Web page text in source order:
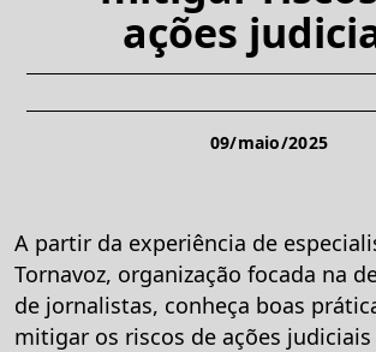
ações
09/maio/2025
A partir da experiência de
Tornavoz, organização focada na
de jornalistas, conheça boas
mitigar os riscos de ações